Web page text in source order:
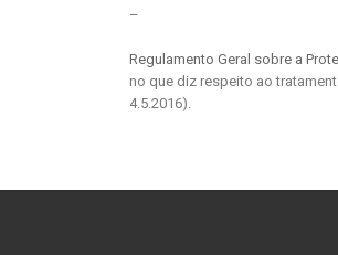
–
Regulamento Geral sobre a
no que diz respeito ao
4.5.2016).